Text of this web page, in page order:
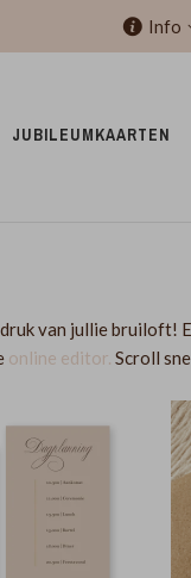
Info
JUBILEUMKAARTEN
van jullie bruiloft!
online editor. Scroll